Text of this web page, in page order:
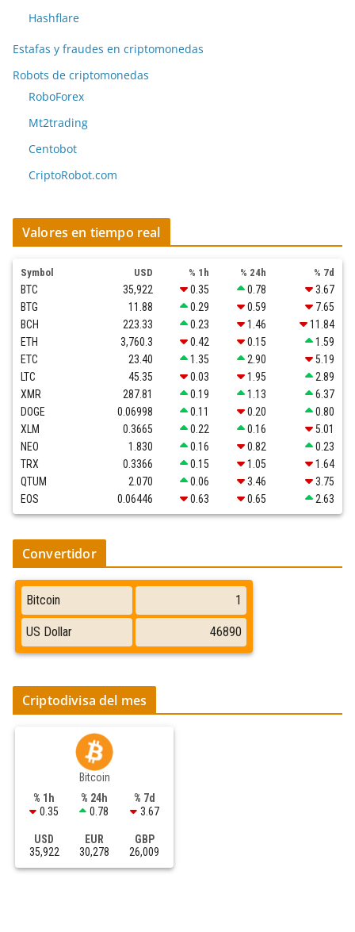
Hashflare
Estafas y fraudes en criptomonedas
Robots de criptomonedas
RoboForex
Mt2trading
Centobot
CriptoRobot.com
Valores en tiempo real
Symbol USD % 1h % 24h % 7d
BTC 35,922 0.35 0.78
3.67
BTG
11.88 0.29 0.59
7.65
BCH
223.33 0.23 1.46
11.84
ETH
3,760.3 0.42 0.15
1.59
ETC
23.40 1.35 2.90
5.19
LTC
45.35 0.03 1.95
2.89
XMR
287.81 0.19 1.13
6.37
DOGE
0.06998 0.11 0.20
0.80
XLM
0.3665 0.22 0.16
5.01
NEO
1.830 0.16 0.82
0.23
TRX
0.3366 0.15 1.05
1.64
QTUM
2.070 0.06 3.46
3.75
EOS
0.06446 0.63 0.65 2.63
Convertidor
Criptodivisa del mes
Bitcoin
% 1h
0.35
% 24h
0.78
% 7d
3.67
USD
35,922
EUR
30,278
GBP
26,009